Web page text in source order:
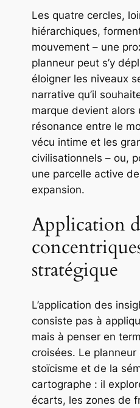
Les quatre cercles,
hiérarchiques,
mouvement – une
planneur peut s’y
éloigner les niveaux
narrative qu’il
marque devient alors
résonance entre le
vécu intime et les
civilisationnels – ou,
une parcelle active
expansion.
Application
stratégique
L’application des
consiste pas à
mais à penser en
croisées. Le
stoïcisme et de la
cartographe : il
écarts, les zones de